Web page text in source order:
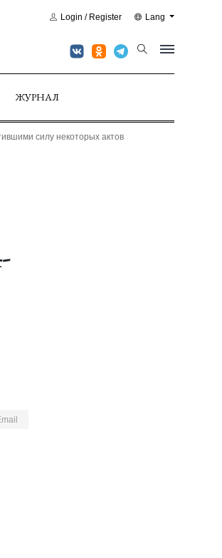
Login / Register Lang
ЖУРНАЛ
силу некоторых актов